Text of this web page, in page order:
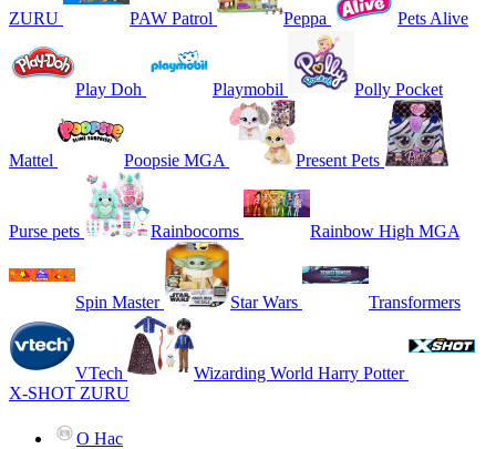
ZURU PAW Patrol Peppa Pets Alive
Play Doh Playmobil Polly Pocket
Mattel Poopsie MGA Present Pets
Purse pets Rainbocorns Rainbow High MGA
Spin Master Star Wars Transformers
VTech
Wizarding World Harry Potter
X-SHOT ZURU
О Нас